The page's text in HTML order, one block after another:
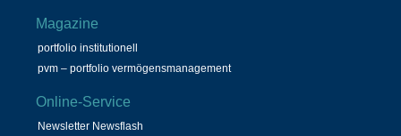
Magazine
portfolio institutionell
pvm – portfolio vermögensmanagement
Online-Service
Newsletter Newsflash